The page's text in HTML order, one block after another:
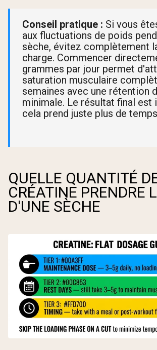
Conseil pratique : Si vous
aux fluctuations de poids
sèche, évitez complètement
charge. Commencer
grammes par jour permet
saturation musculaire
semaines avec une rétention
minimale. Le résultat final est
cela prend juste plus de
QUELLE QUANTITÉ
CRÉATINE PRENDRE
D'UNE SÈCHE